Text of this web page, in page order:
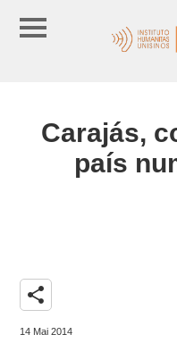
Carajás,
país
share
14 Mai 2014